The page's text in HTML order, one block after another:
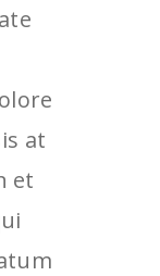
at
et